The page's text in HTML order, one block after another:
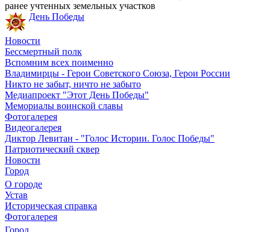
ранее учтенных земельных участков
День Победы
Новости
Бессмертный полк
Вспомним всех поименно
Владимирцы - Герои Советского Союза, Герои России
Никто не забыт, ничто не забыто
Медиапроект "Этот День Победы"
Мемориалы воинской славы
Фотогалерея
Видеогалерея
Диктор Левитан - "Голос Истории. Голос Победы"
Патриотический сквер
Новости
Город
О городе
Устав
Историческая справка
Фотогалерея
Город